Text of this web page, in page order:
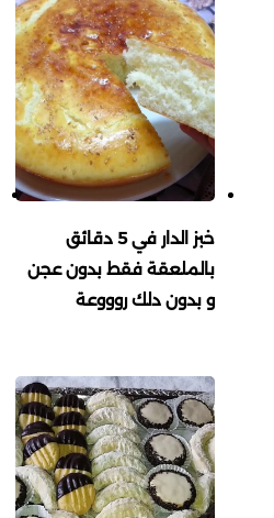
خبز الدار في 5 دقائق
بالملعقة فقط بدون عجن
و بدون دلك روووعة